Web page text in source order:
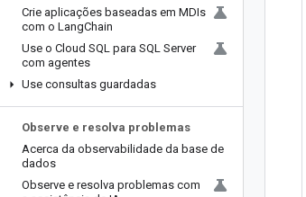
Crie aplicações baseadas em MDIs
com o LangChain
Use o Cloud SQL para SQL Server
com agentes
Use consultas guardadas
Observe e resolva problemas
Acerca da observabilidade da base de
dados
Observe e resolva problemas com